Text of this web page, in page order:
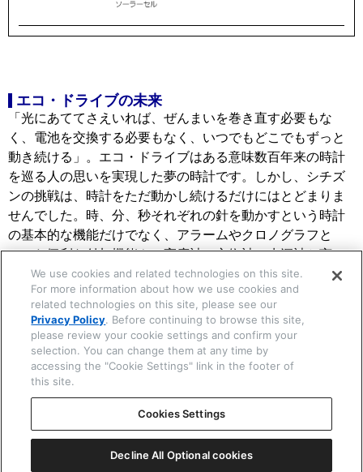
エコ・ドライブの未来
「光にあててさえいれば、ぜんまいを巻き直す必要もな
く、電池を交換する必要もなく、いつでもどこでもずっと
動き続ける」。エコ・ドライブはある意味数百年来の時計
を巡る人の思いを実現した夢の時計です。しかし、シチズ
ンの挑戦は、時計をただ動かし続けるだけにはとどまりま
せんでした。時、分、秒それぞれの針を動かすという時計
の基本的な機能だけでなく、アラームやクロノグラフと
いった便利な付加機能や、高度計、方位計、水深計と言っ
た高度な計測機能、標準電波受信やGPS衛星電波受信、さ
らにはBluetooth接続によってスマートフォンと通信して時
刻を修正する機能といった様々な機能を、光発電で得られ
る限られた電力の中で、しかも多くはデジタルの液晶表示
ではなく、針を動かすことによるアナログ表示で実現して
きました。これらは、エコ・ドライブ時計の小型化、薄型
化や月差から年差への精度の追求とともに、数十年に及ぶ
技術開発の結晶です。シチズンはこれからも、世界に認め
られた基幹技術の一つとして、さらにエコ・ドライブの理
想を追求し続けます。
We use cookies and related technologies on this site.
For more information about how we use cookies and
related technologies on this site, please see our
Privacy Policy. Before continuing to browse this site,
please review your cookie settings and confirm your
selection. You can change them at any time by
accessing the "Cookie Settings" link in the footer of
this site.
Cookies Settings
Decline All Optional cookies